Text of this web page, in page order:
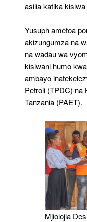
asilia katika
Yusuph ametoa
akizungumza na
na wadau wa
kisiwani humo
ambayo
Petroli (TPDC) na
Tanzania (PAET).
Mjiolojia